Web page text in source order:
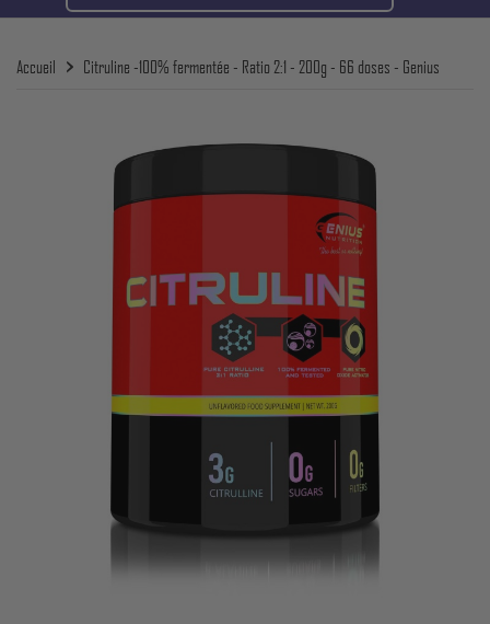
Accueil Citruline -100% fermentée - Ratio 2:1 - 200g - 66 doses - Genius